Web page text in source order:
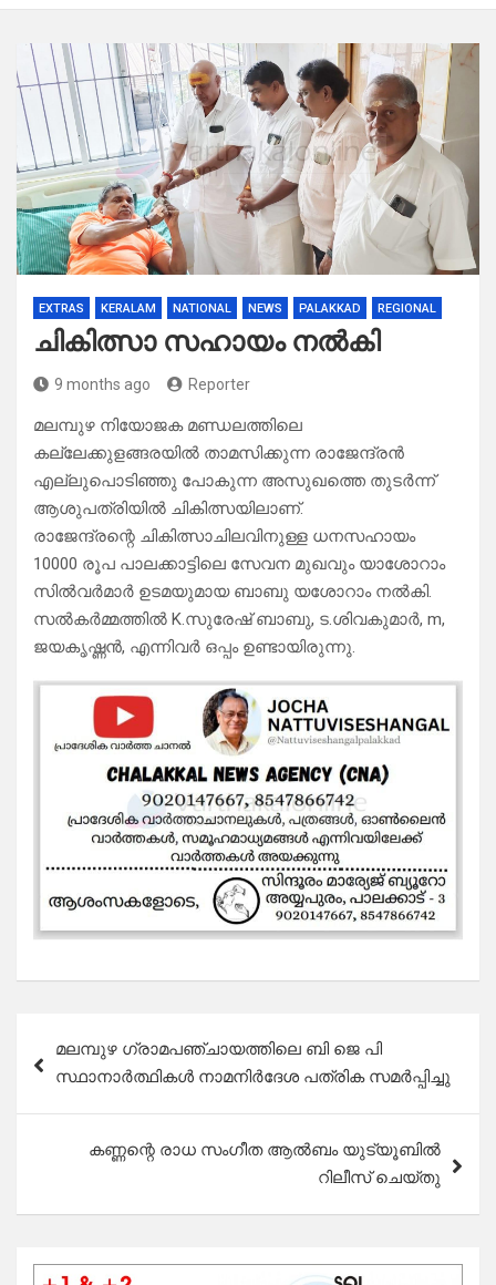
EXTRAS KERALAM NATIONAL NEWS PALAKKAD REGIONAL
ചികിത്സാ സഹായം നൽകി
9 months ago Reporter
മലമ്പുഴ നിയോജക മണ്ഡലത്തിലെ
കല്ലേക്കുളങ്ങരയിൽ താമസിക്കുന്ന രാജേന്ദ്രൻ
എല്ലുപൊടിഞ്ഞു പോകുന്ന അസുഖത്തെ തുടർന്ന്
ആശുപത്രിയിൽ ചികിത്സയിലാണ്.
രാജേന്ദ്രന്റെ ചികിത്സാചിലവിനുള്ള ധനസഹായം
10000 രൂപ പാലക്കാട്ടിലെ സേവന മുഖവും യാശോറാം
സിൽവർമാർ ഉടമയുമായ ബാബു യശോറാം നൽകി.
സൽകർമ്മത്തിൽ K.സുരേഷ് ബാബു, ട.ശിവകുമാർ, m,
ജയകൃഷ്ണൻ, എന്നിവർ ഒപ്പം ഉണ്ടായിരുന്നു.
navigation
മലമ്പുഴ ഗ്രാമപഞ്ചായത്തിലെ ബി ജെ പി
സ്ഥാനാർത്ഥികൾ നാമനിർദേശ പത്രിക സമർപ്പിച്ചു
കണ്ണന്റെ രാധ സംഗീത ആൽബം യുട്യൂബിൽ
റിലീസ് ചെയ്തു